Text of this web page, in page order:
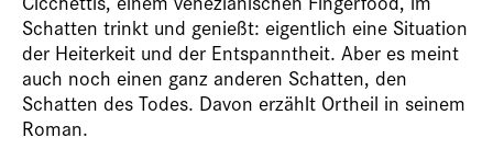
Schatten trinkt und genießt: eigentlich eine Situation
der Heiterkeit und der Entspanntheit. Aber es meint
auch noch einen ganz anderen Schatten, den
Schatten des Todes. Davon erzählt Ortheil in seinem
Roman.